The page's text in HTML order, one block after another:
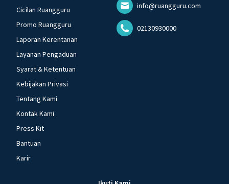
Cicilan Ruangguru
Promo Ruangguru
Laporan Kerentanan
Layanan Pengaduan
Syarat & Ketentuan
Kebijakan Privasi
Tentang Kami
Kontak Kami
Press Kit
Bantuan
Karir
info@ruangguru.com
02130930000